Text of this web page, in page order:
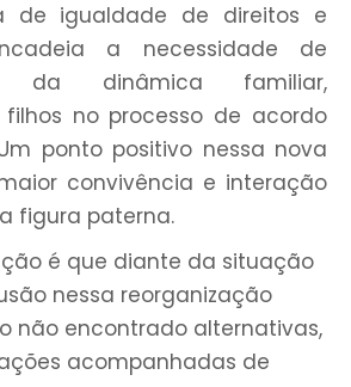
de igualdade de direitos e
a necessidade de
da dinâmica familiar,
filhos no processo de acordo
ponto positivo nessa nova
convivência e interação
figura paterna.
é que diante da situação
nessa reorganização
não encontrado alternativas,
acompanhadas de